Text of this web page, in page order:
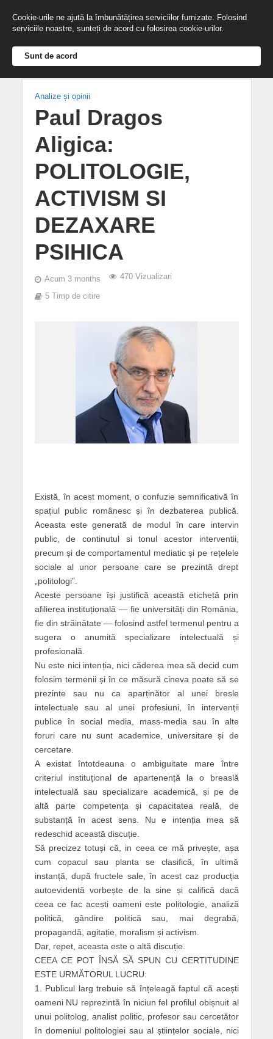
Analize și opinii
Paul Dragos
Aligica:
POLITOLOGIE,
ACTIVISM SI
DEZAXARE
PSIHICA
Acum 3 months 470 Vizualizari
5 Timp de citire
Există, în acest moment, o confuzie semnificativă în
spațiul public românesc și în dezbaterea publică.
Aceasta este generată de modul în care intervin
public, de continutul si tonul acestor interventii,
precum și de comportamentul mediatic și pe rețelele
sociale al unor persoane care se prezintă drept
„politologi”.
Aceste persoane își justifică această etichetă prin
afilierea instituțională — fie universități din România,
fie din străinătate — folosind astfel termenul pentru a
sugera o anumită specializare intelectuală și
profesională.
Nu este nici intenția, nici căderea mea să decid cum
folosim termenii și în ce măsură cineva poate să se
prezinte sau nu ca aparținător al unei bresle
intelectuale sau al unei profesiuni, în intervenții
publice în social media, mass-media sau în alte
foruri care nu sunt academice, universitare și de
cercetare.
A existat întotdeauna o ambiguitate mare între
criteriul instituțional de apartenență la o breaslă
intelectuală sau specializare academică, și pe de
altă parte competența și capacitatea reală, de
substanță în acest sens. Nu e intenția mea să
redeschid această discuție.
Să precizez totuși că, in ceea ce mă privește, așa
cum copacul sau planta se clasifică, în ultimă
instanță, după fructele sale, în acest caz producția
autoevidentă vorbește de la sine și califică dacă
ceea ce fac acești oameni este politologie, analiză
politică, gândire politică sau, mai degrabă,
propagandă, agitație, moralism și activism.
Dar, repet, aceasta este o altă discuție.
CEEA CE POT ÎNSĂ SĂ SPUN CU CERTITUDINE
ESTE URMĂTORUL LUCRU:
1. Publicul larg trebuie să înțeleagă faptul că acești
oameni NU reprezintă în niciun fel profilul obișnuit al
unui politolog, analist politic, profesor sau cercetător
în domeniul politologiei sau al științelor sociale, nici
Cookie-urile ne ajută la îmbunătățirea serviciilor furnizate. Folosind
serviciile noastre, sunteți de acord cu folosirea cookie-urilor.
Sunt de acord